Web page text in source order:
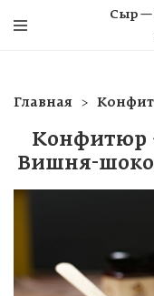
Сыр —
Главная
Конфитюр
Вишня-